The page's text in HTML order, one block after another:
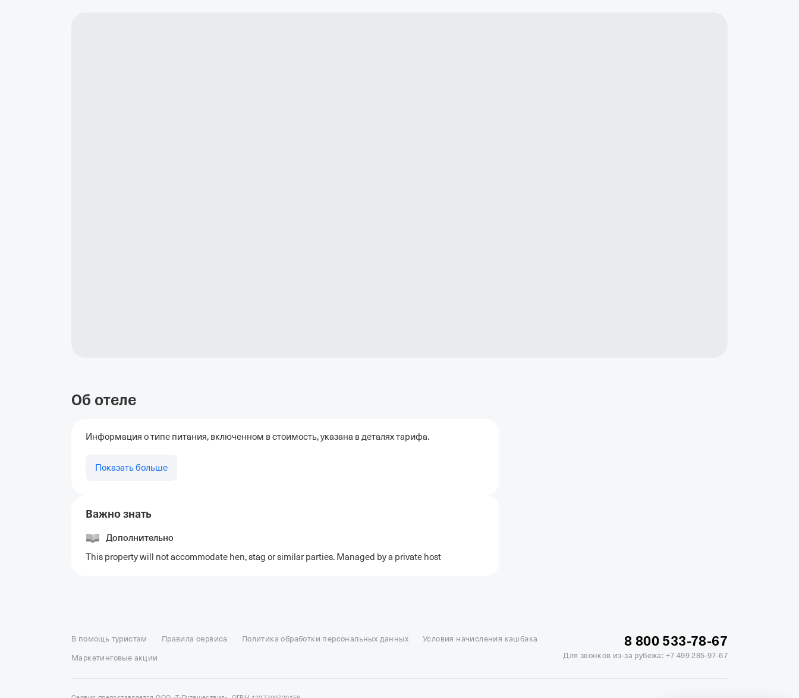
Об отеле
Информация о типе питания, включенном в стоимость, указана в деталях тарифа.
Показать больше
Важно знать
Дополнительно
This property will not accommodate hen, stag or similar parties. Managed by a private host
Отель Космос в Москве
Отель Президент Отель Рэдиссон в Сочи Отель Гринвуд Отель Soluxe в Москве
Отель Измайлово Альфа
Отели в Сочи Отели в Ярославле Отели в Абхазии Отели в Сортавале Еще
В помощь туристам Правила сервиса Политика обработки персональных данных Условия начисления кэшбэка
Маркетинговые акции
8 800 533-78-67
Для звонков из-за рубежа: +7 499 285-97-67